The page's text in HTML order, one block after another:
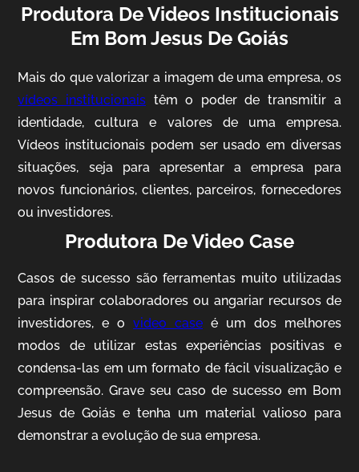
Mosaic
Vídeo Case
Produtora De Videos Institucionais
Em Bom Jesus De Goiás
Mais do que valorizar a imagem de uma empresa, os
vídeos institucionais têm o poder de transmitir a
identidade, cultura e valores de uma empresa.
Vídeos institucionais podem ser usado em diversas
situações, seja para apresentar a empresa para
novos funcionários, clientes, parceiros, fornecedores
ou investidores.
Produtora De Video Case
Casos de sucesso são ferramentas muito utilizadas
para inspirar colaboradores ou angariar recursos de
investidores, e ovideo case é um dos melhores
modos de utilizar estas experiências positivas e
condensa-las em um formato de fácil visualização e
compreensão. Grave seu caso de sucesso em Bom
Jesus de Goiás e tenha um material valioso para
demonstrar a evolução de sua empresa.